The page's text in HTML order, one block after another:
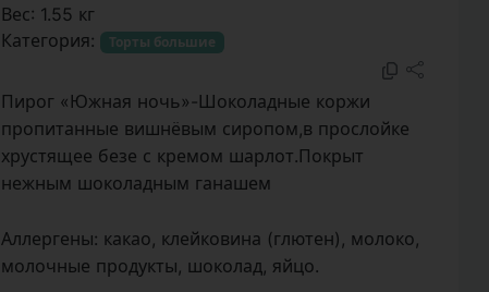
Вес: 1.55 кг
Категория:
Торты большие
Пирог «Южная ночь»-Шоколадные коржи
пропитанные вишнёвым сиропом,в прослойке
хрустящее безе с кремом шарлот.Покрыт
нежным шоколадным ганашем
Аллергены: какао, клейковина (глютен), молоко,
молочные продукты, шоколад, яйцо.